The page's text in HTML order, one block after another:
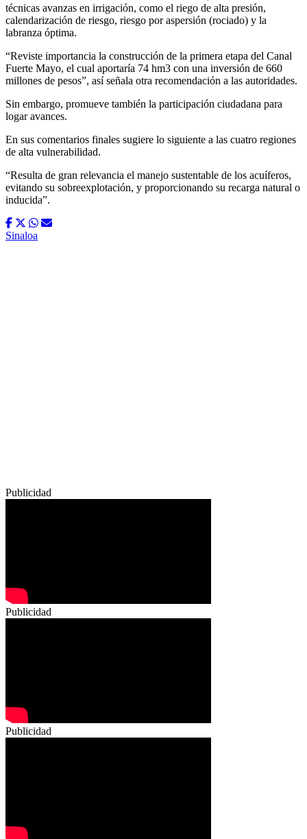
técnicas avanzas en irrigación, como el riego de alta presión,
calendarización de riesgo, riesgo por aspersión (rociado) y la
labranza óptima.
“Reviste importancia la construcción de la primera etapa del Canal
Fuerte Mayo, el cual aportaría 74 hm3 con una inversión de 660
millones de pesos”, así señala otra recomendación a las autoridades.
Sin embargo, promueve también la participación ciudadana para
logar avances.
En sus comentarios finales sugiere lo siguiente a las cuatro regiones
de alta vulnerabilidad.
“Resulta de gran relevancia el manejo sustentable de los acuíferos,
evitando su sobreexplotación, y proporcionando su recarga natural o
inducida”.
Sinaloa
Publicidad
Publicidad
Publicidad